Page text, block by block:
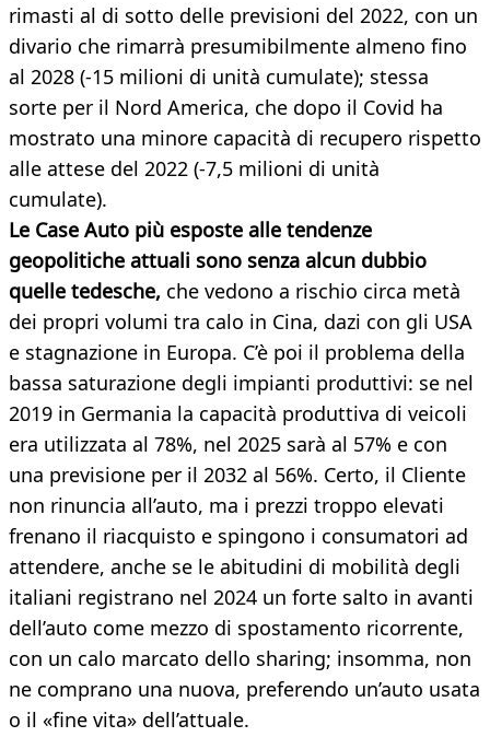
rimasti al di sotto delle previsioni del 2022, con un
divario che rimarrà presumibilmente almeno fino
al 2028 (-15 milioni di unità cumulate); stessa
sorte per il Nord America, che dopo il Covid ha
mostrato una minore capacità di recupero rispetto
alle attese del 2022 (-7,5 milioni di unità
cumulate).
Le Case Auto più esposte alle tendenze
geopolitiche attuali sono senza alcun dubbio
quelle tedesche, che vedono a rischio circa metà
dei propri volumi tra calo in Cina, dazi con gli USA
e stagnazione in Europa. C’è poi il problema della
bassa saturazione degli impianti produttivi: se nel
2019 in Germania la capacità produttiva di veicoli
era utilizzata al 78%, nel 2025 sarà al 57% e con
una previsione per il 2032 al 56%. Certo, il Cliente
non rinuncia all’auto, ma i prezzi troppo elevati
frenano il riacquisto e spingono i consumatori ad
attendere, anche se le abitudini di mobilità degli
italiani registrano nel 2024 un forte salto in avanti
dell’auto come mezzo di spostamento ricorrente,
con un calo marcato dello sharing; insomma, non
ne comprano una nuova, preferendo un’auto usata
o il «fine vita» dell’attuale.